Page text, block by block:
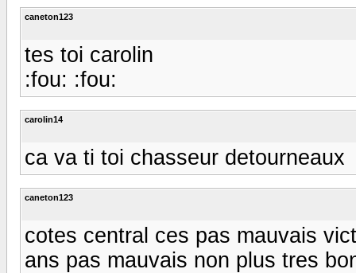
caneton123
tes toi carolin
:fou: :fou:
carolin14
ca va ti toi chasseur detourneaux
caneton123
cotes central ces pas mauvais
ans pas mauvais non plus tres